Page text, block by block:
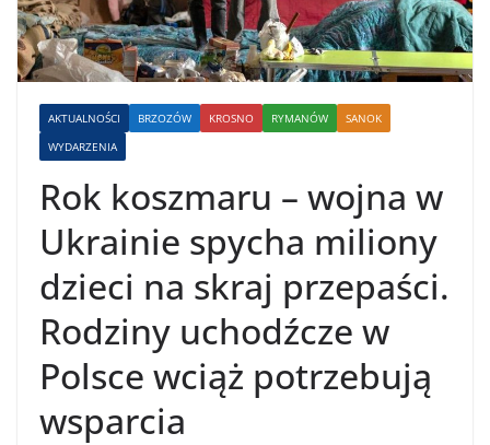
AKTUALNOŚCI BRZOZÓW KROSNO RYMANÓW
SANOK
WYDARZENIA
Rok koszmaru – wojna w
Ukrainie spycha miliony
dzieci na skraj przepaści.
Rodziny uchodźcze w
Polsce wciąż potrzebują
wsparcia